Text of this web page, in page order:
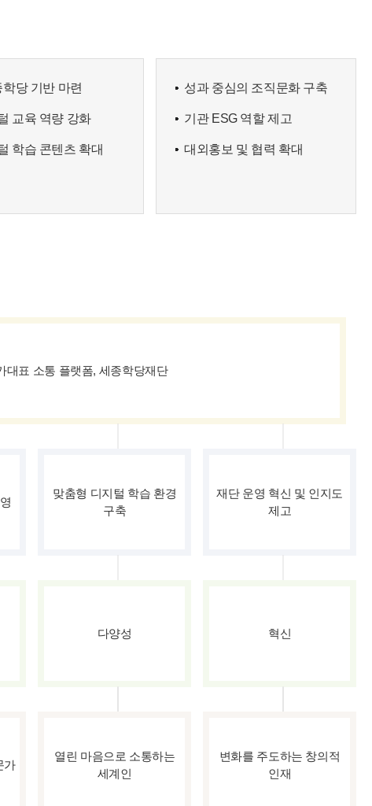
학당 기반 마련
교육 역량 강화
학습 콘텐츠 확대
성과 중심의 조직문화 구축
기관 ESG 역할 제고
대외홍보 및 협력 확대
대표 소통 플랫폼, 세종학당재단
맞춤형 디지털 학습 환경
구축
재단 운영 혁신 및 인지도
제고
다양성 혁신
가
열린 마음으로 소통하는
세계인
변화를 주도하는 창의적
인재